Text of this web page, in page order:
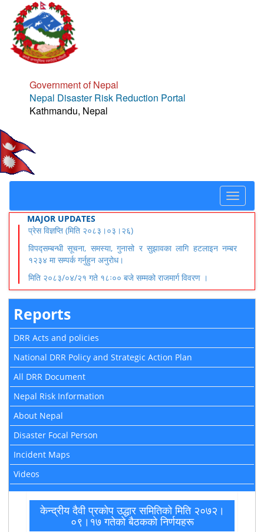
Government of Nepal
Nepal Disaster Risk Reduction Portal
Kathmandu, Nepal
Toggle
MAJOR UPDATES
प्रेस विज्ञप्ति (मिति २०८३।०३।२६)
विपद्सम्बन्धी सूचना, समस्या, गुनासो र सुझावका लागि हटलाइन नम्बर
१२३४ मा सम्पर्क गर्नुहुन अनुरोध।
मिति २०८३/०४/२१ गते १८ः०० बजे सम्मको राजमार्ग विवरण ।
Reports
DRR Acts and policies
National DRR Policy and Strategic Action Plan
All DRR Document
Nepal Risk Information
About Nepal
Disaster Focal Person
Incident Maps
Videos
केन्द्रीय दैवी प्रकोप उद्धार समितिको मिति २०७२।
०९।१७ गतेकाे बैठककाे निर्णयहरू